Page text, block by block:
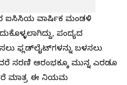
ಐಸಿಸಿಯ ವಾರ್ಷಿಕ ಮಂಡಳಿ
ಪಂದ್ಯದ
ಫ್ಲಡ್‌ಲೈಟ್‌ಗಳನ್ನು ಬಳಸಲು
ಸರಣಿ ಆರಂಭಕ್ಕೂ ಮುನ್ನ ಎರಡೂ
ಮಾತ್ರ ಈ ನಿಯಮ